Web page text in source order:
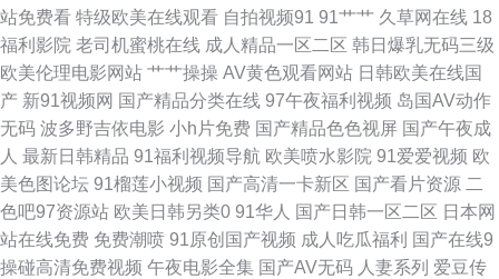
韩电影第二页 香蕉视频官网 97偷偷碰狼人 东京热15p 九九福利影院 欧美性
爱日本 视频偷拍一区18 91超碰在线人人 www国产噜噜 国产白浆高潮流水
老湿机app 日韩操逼电影 亚洲成人无码肏逼 91香蕉在线网站 超碰极品 韩国
无码伦理 麻豆国产一二三四 日本性视频 亚洲x片 91色色网 豆花视频在线观
看 老湿机美女福利 狠狠操导航 午夜秀场 91资源在线视频 超碰在线cop 蜜臀
站免费看 特级欧美在线观看 自拍视频91 91艹艹 久草网在线 18
福利影院 老司机蜜桃在线 成人精品一区二区 韩日爆乳无码三级
欧美伦理电影网站 艹艹操操 AV黄色观看网站 日韩欧美在线国
产 新91视频网 国产精品分类在线 97午夜福利视频 岛国AV动作
无码 波多野吉依电影 小h片免费 国产精品色色视屏 国产午夜成
人 最新日韩精品 91福利视频导航 欧美喷水影院 91爱爱视频 欧
美色图论坛 91榴莲小视频 国产高清一卡新区 国产看片资源 二
色吧97资源站 欧美日韩另类0 91华人 国产日韩一区二区 日本网
站在线免费 免费潮喷 91原创国产视频 成人吃瓜福利 国产在线9
操碰高清免费视频 午夜电影全集 国产AV无码 人妻系列 爱豆传